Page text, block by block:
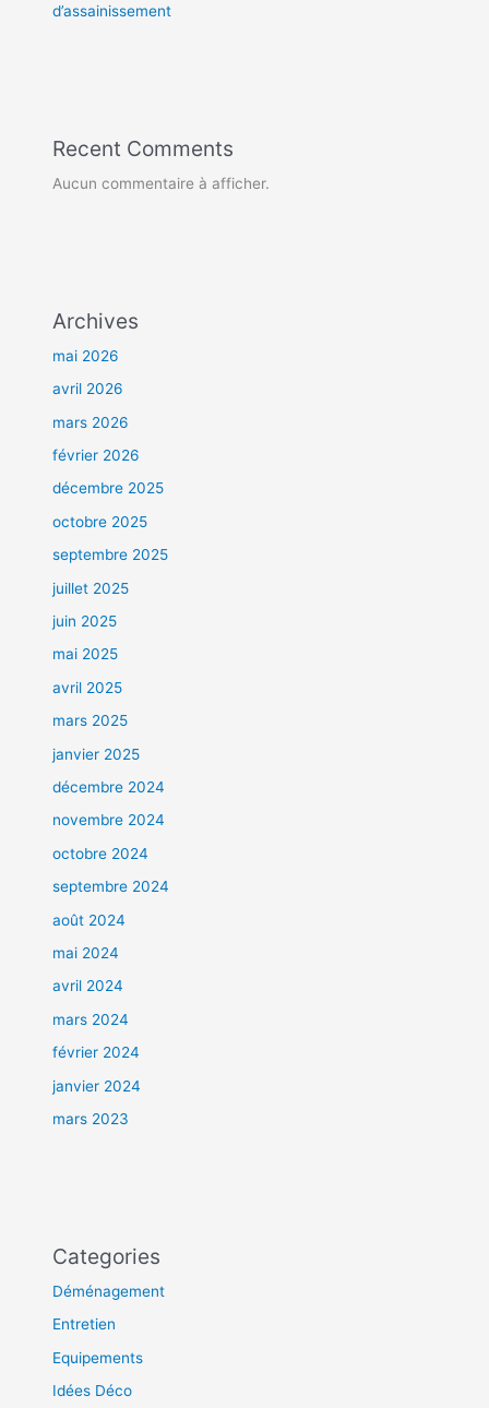
d’assainissement
Recent Comments
Aucun commentaire à afficher.
Archives
mai 2026
avril 2026
mars 2026
février 2026
décembre 2025
octobre 2025
septembre 2025
juillet 2025
juin 2025
mai 2025
avril 2025
mars 2025
janvier 2025
décembre 2024
novembre 2024
octobre 2024
septembre 2024
août 2024
mai 2024
avril 2024
mars 2024
février 2024
janvier 2024
mars 2023
Categories
Déménagement
Entretien
Equipements
Idées Déco